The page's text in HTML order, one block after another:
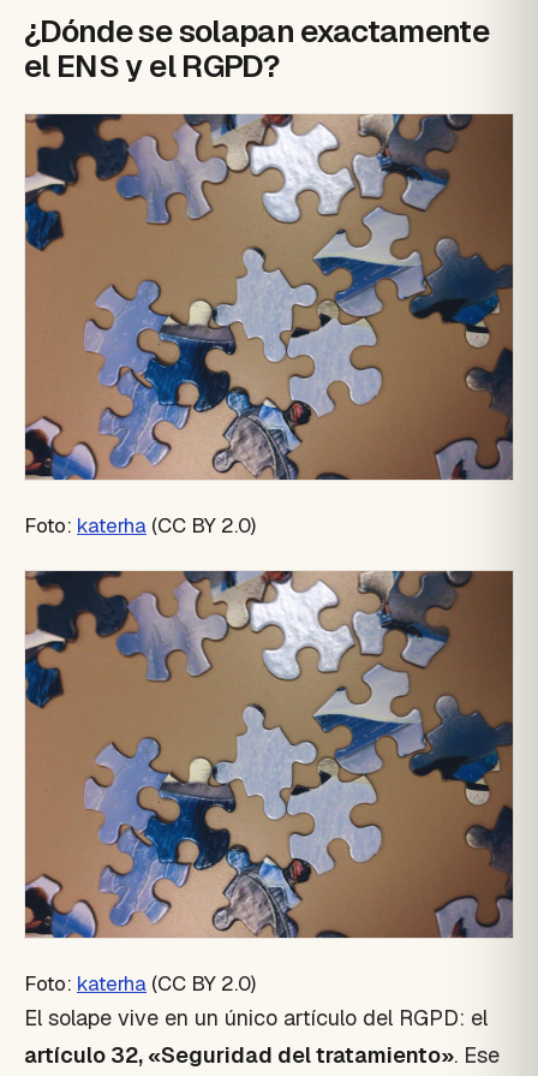
¿Dónde se solapan exactamente
el ENS y el RGPD?
Foto: katerha (CC BY 2.0)
Foto: katerha (CC BY 2.0)
El solape vive en un único artículo del RGPD: el
artículo 32, «Seguridad del tratamiento». Ese